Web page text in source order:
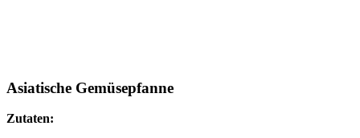
Asiatische Gemüsepfanne
Zutaten: